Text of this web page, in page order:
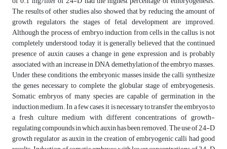
The results of other studies also showed that by reducing the amount of
growth regulators, the stages of fetal development are improved.
Although the process of embryo induction from cells in the callus is not
completely understood, today it is generally believed that the continued
presence of auxin causes a change in gene expression and is probably
associated with an increase in DNA demethylation of the embryo masses.
Under these conditions, the embryonic masses inside the calli synthesize
the genes necessary to complete the globular stage of embryogenesis.
Somatic embryos of many species are capable of germination in the
induction medium. In a few cases, it is necessary to transfer the embryos to
a fresh culture medium with different concentrations of growth-
regulating compounds in which auxin has been removed. The use of 2,4-D
growth regulator as auxin in the creation of embryogenic calli had good